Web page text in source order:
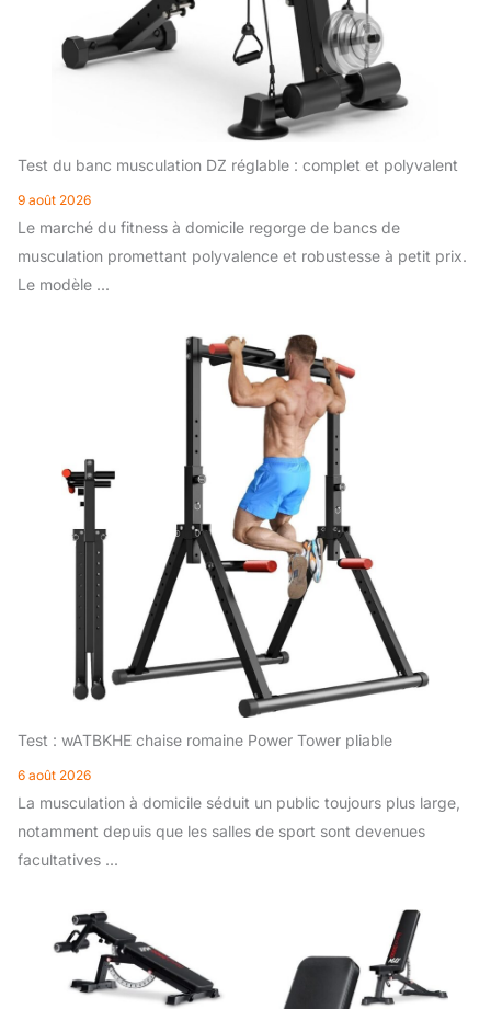
Test du banc musculation DZ réglable : complet et polyvalent
9 août 2026
Le marché du fitness à domicile regorge de bancs de
musculation promettant polyvalence et robustesse à petit prix.
Le modèle ...
Test : wATBKHE chaise romaine Power Tower pliable
6 août 2026
La musculation à domicile séduit un public toujours plus large,
notamment depuis que les salles de sport sont devenues
facultatives ...